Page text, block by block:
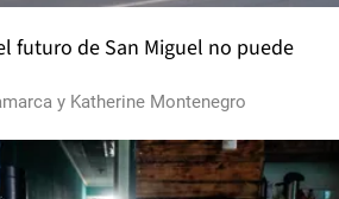
futuro de San Miguel no puede
y Katherine Montenegro